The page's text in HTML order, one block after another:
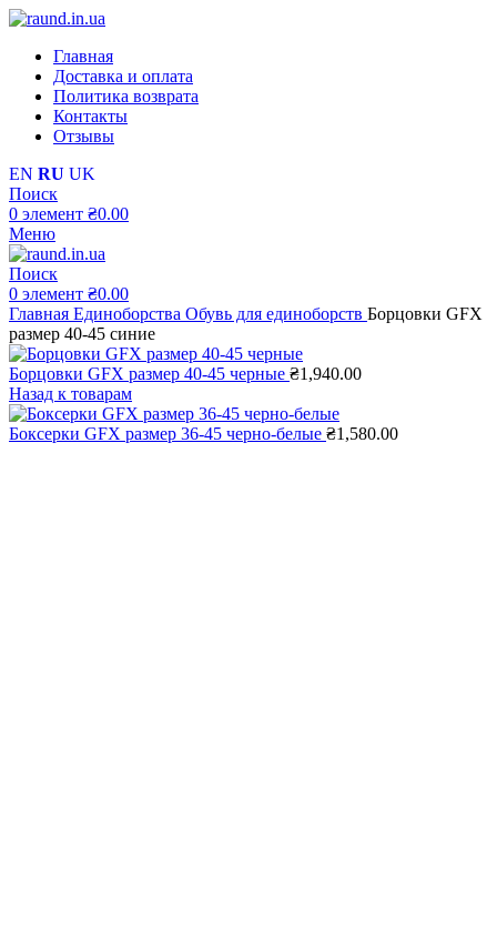
Главная
Доставка и оплата
Политика возврата
Контакты
Отзывы
EN RU UK
Поиск
0 элемент ₴0.00
Меню
Поиск
0 элемент ₴0.00
Главная Единоборства Обувь для единоборств Борцовки GFX
размер 40-45 синие
Борцовки GFX размер 40-45 черные ₴1,940.00
Назад к товарам
Боксерки GFX размер 36-45 черно-белые ₴1,580.00